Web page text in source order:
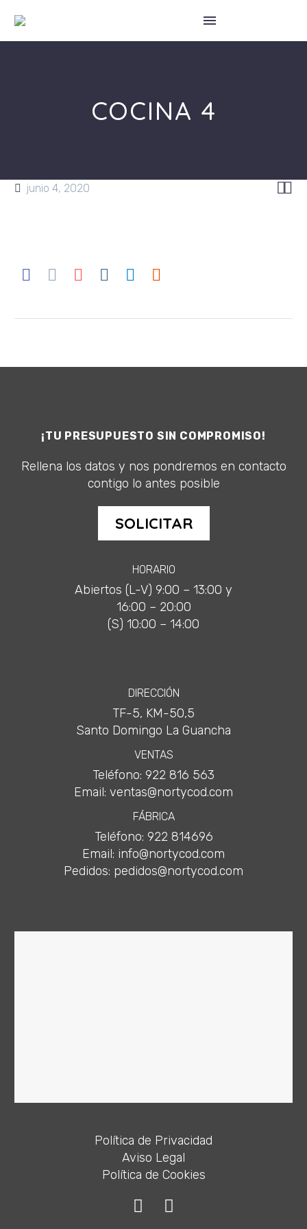
COCINA 4

junio 4, 2020
¡TU PRESUPUESTO SIN COMPROMISO!
Rellena los datos y nos pondremos en contacto
contigo lo antes posible
SOLICITAR
HORARIO
Abiertos (L-V) 9:00 – 13:00 y
16:00 – 20:00
(S) 10:00 – 14:00
DIRECCIÓN
TF-5, KM-50,5
Santo Domingo La Guancha
VENTAS
Teléfono: 922 816 563
Email: ventas@nortycod.com
FÁBRICA
Teléfono: 922 814696
Email: info@nortycod.com
Pedidos: pedidos@nortycod.com
Política de Privacidad
Aviso Legal
Política de Cookies